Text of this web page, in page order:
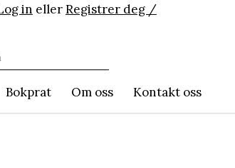
in ellerRegistrer deg /
Bokprat Om oss Kontakt oss